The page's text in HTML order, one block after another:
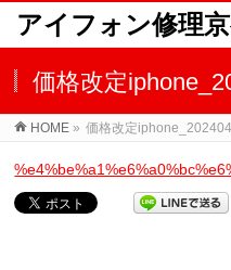
アイフォン修理
価格改定
HOME » 価格改定